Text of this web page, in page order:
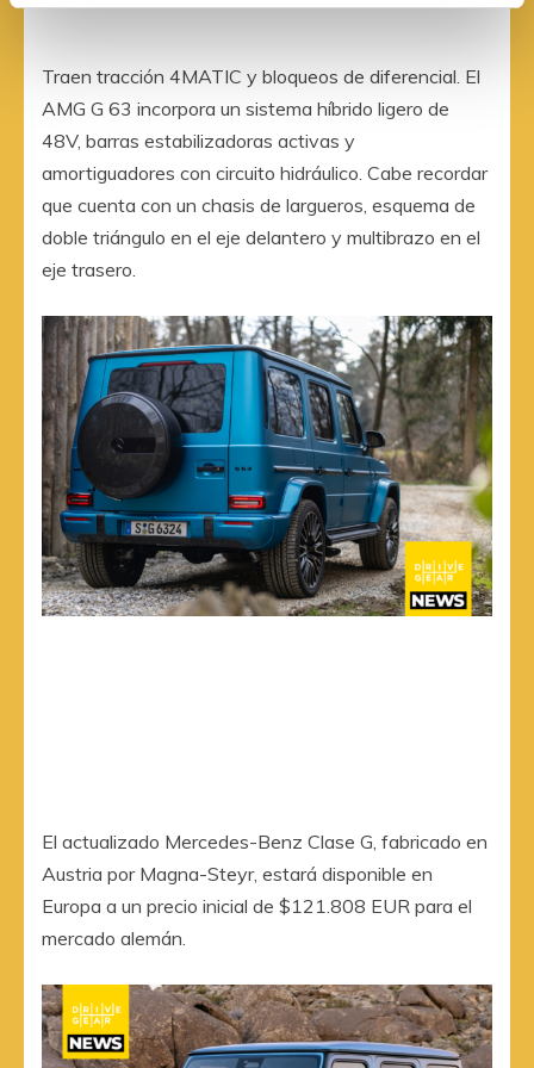
Traen tracción 4MATIC y bloqueos de diferencial. El
AMG G 63 incorpora un sistema híbrido ligero de
48V, barras estabilizadoras activas y
amortiguadores con circuito hidráulico. Cabe recordar
que cuenta con un chasis de largueros, esquema de
doble triángulo en el eje delantero y multibrazo en el
eje trasero.
El actualizado Mercedes-Benz Clase G, fabricado en
Austria por Magna-Steyr, estará disponible en
Europa a un precio inicial de $121.808 EUR para el
mercado alemán.